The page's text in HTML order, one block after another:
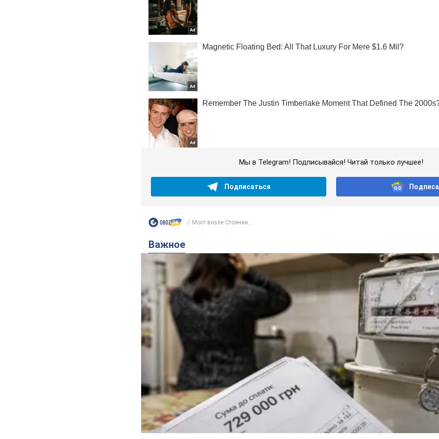
Мы в Telegram! Подписывайся! Читай только лучшее!
Подписаться
Мост возле Стоянки...
Важное